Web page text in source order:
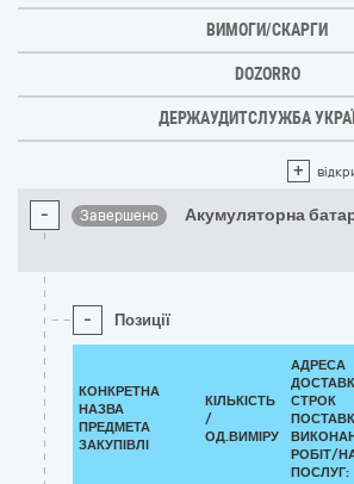
ВИМОГИ/СКАРГИ
DOZORRO
ДЕРЖАУДИТСЛУЖБА
+
- Завершено Акумуляторна
- Позиції
КОНКРЕТНА
НАЗВА
ПРЕДМЕТА
ЗАКУПІВЛІ
КІЛЬКІСТЬ
/
ОД.ВИМІРУ
АДРЕСА
СТРОК
РОБІТ/
ПОСЛУГ: